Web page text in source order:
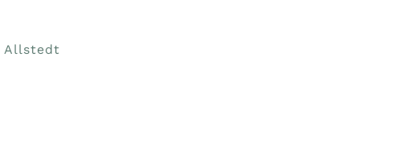
Allstedt